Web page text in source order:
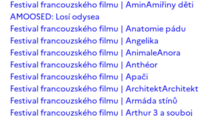
Festival francouzského filmu | AminAmiřiny děti
AMOOSED: Losí odysea
Festival francouzského filmu | Anatomie pádu
Festival francouzského filmu | Angelika
Festival francouzského filmu | AnimaleAnora
Festival francouzského filmu | Anthéor
Festival francouzského filmu | Apači
Festival francouzského filmu | ArchitektArchitekt
Festival francouzského filmu | Armáda stínů
Festival francouzského filmu | Arthur 3 a souboj